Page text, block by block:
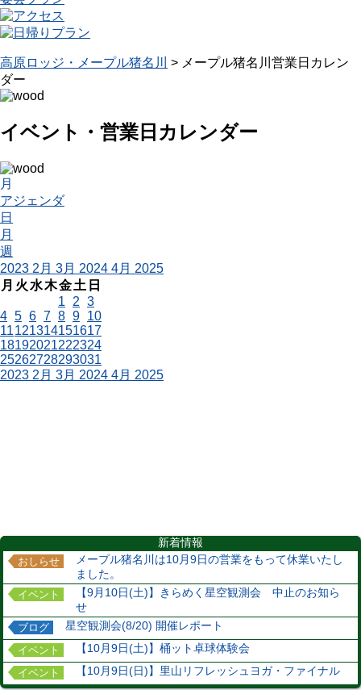
高原ロッジ・メープル猪名川 > メープル猪名川営業日カレン
ダー
イベント・営業日カレンダー
月
アジェンダ
日
月
週
2023 2月 3月 2024 4月 2025
月 火 水木金土 日
1
2 3
4 5 6 7 8 9 10
11121314151617
18192021222324
25262728293031
2023 2月 3月 2024 4月 2025
新着情報
おしらせ
メープル猪名川は10月9日の営業をもって休業いたし
ました。
イベント
【9月10日(土)】きらめく星空観測会 中止のお知ら
せ
ブログ 星空観測会(8/20) 開催レポート
イベント 【10月9日(土)】桶ット卓球体験会
イベント 【10月9日(日)】里山リフレッシュヨガ・ファイナル